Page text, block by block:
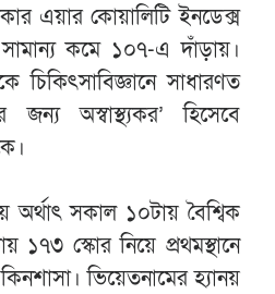
এয়ার কোয়ালিটি ইনডেক্স
কমে ১০৭-এ দাঁড়ায়।
চিকিৎসাবিজ্ঞানে সাধারণত
জন্য অস্বাস্থ্যকর’ হিসেবে
সকাল ১০টায় বৈশ্বিক
১৭৩ স্কোর নিয়ে প্রথমস্থানে
ভিয়েতনামের হ্যানয়